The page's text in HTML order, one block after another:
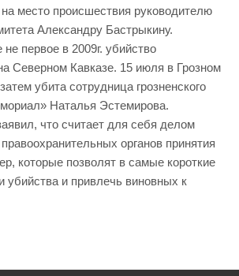
место происшествия руководителю
Александру Бастрыкину.
первое в 2009г. убийство
Северном Кавказе. 15 июля в Грозном
убита сотрудница грозненского
Наталья Эстемирова.
что считает для себя делом
органов принятия
которые позволят в самые короткие
убийства и привлечь виновных к